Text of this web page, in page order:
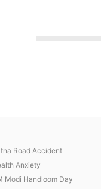
Road Accident
Anxiety
Modi Handloom Day